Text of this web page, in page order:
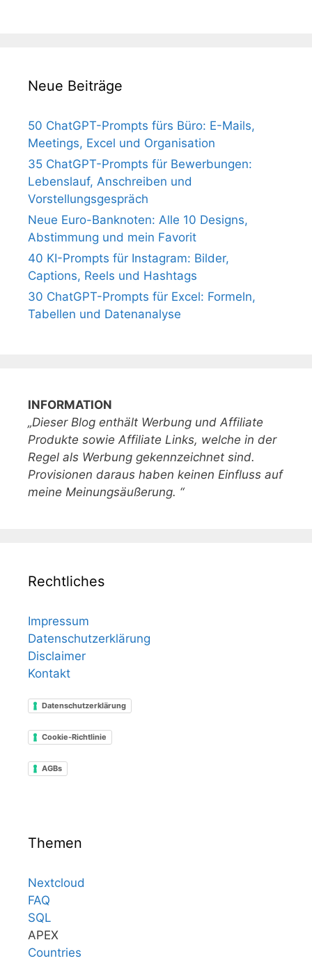
Neue Beiträge
50 ChatGPT-Prompts fürs Büro: E-Mails,
Meetings, Excel und Organisation
35 ChatGPT-Prompts für Bewerbungen:
Lebenslauf, Anschreiben und
Vorstellungsgespräch
Neue Euro-Banknoten: Alle 10 Designs,
Abstimmung und mein Favorit
40 KI-Prompts für Instagram: Bilder,
Captions, Reels und Hashtags
30 ChatGPT-Prompts für Excel: Formeln,
Tabellen und Datenanalyse
INFORMATION
„Dieser Blog enthält Werbung und Affiliate
Produkte sowie Affiliate Links, welche in der
Regel als Werbung gekennzeichnet sind.
Provisionen daraus haben keinen Einfluss auf
meine Meinungsäußerung. “
Rechtliches
Impressum
Datenschutzerklärung
Disclaimer
Kontakt
Datenschutzerklärung
Cookie-Richtlinie
AGBs
Themen
Nextcloud
FAQ
SQL
APEX
Countries